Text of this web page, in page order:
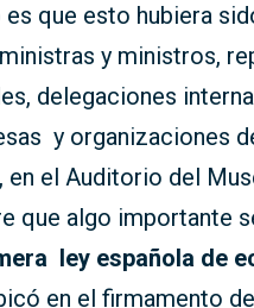
que esto hubiera
y ministros,
delegaciones
y organizaciones
en el Auditorio del
que algo importante
ley española de
en el firmamento